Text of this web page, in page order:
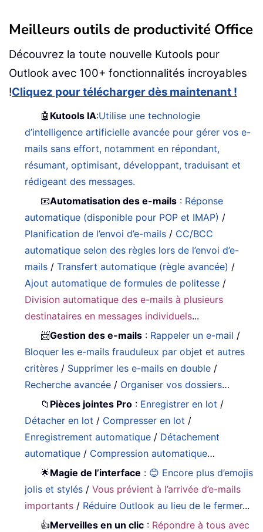
Meilleurs outils de productivité Office
Découvrez la toute nouvelle Kutools pour
Outlook avec 100+ fonctionnalités incroyables
!Cliquez pour télécharger dès maintenant !
🤖 Kutools IA:Utilise une technologie
d’intelligence artificielle avancée pour gérer vos e-
mails sans effort, notamment en répondant,
résumant, optimisant, développant, traduisant et
rédigeant des messages.
📧Automatisation des e-mails : Réponse
automatique (disponible pour POP et IMAP) /
Planification de l’envoi d’e-mails / CC/BCC
automatique selon des règles lors de l’envoi d’e-
mails /Transfert automatique (règle avancée) /
Ajout automatique de formules de politesse /
Division automatique des e-mails à plusieurs
destinataires en messages individuels...
📨Gestion des e-mails : Rappeler un e-mail /
Bloquer les e-mails frauduleux par objet et autres
critères / Supprimer les e-mails en double /
Recherche avancée / Organiser vos dossiers…
📁 Pièces jointes Pro : Enregistrer en lot /
Détacher en lot / Compresser en lot /
Enregistrement automatique / Détachement
automatique / Compression automatique…
🌟Magie de l’interface : 😊 Encore plus d’emojis
jolis et stylés /Vous prévient à l’arrivée d’e-mails
importants / Réduire Outlook au lieu de le fermer...
👍Merveilles en un clic : Répondre à tous avec